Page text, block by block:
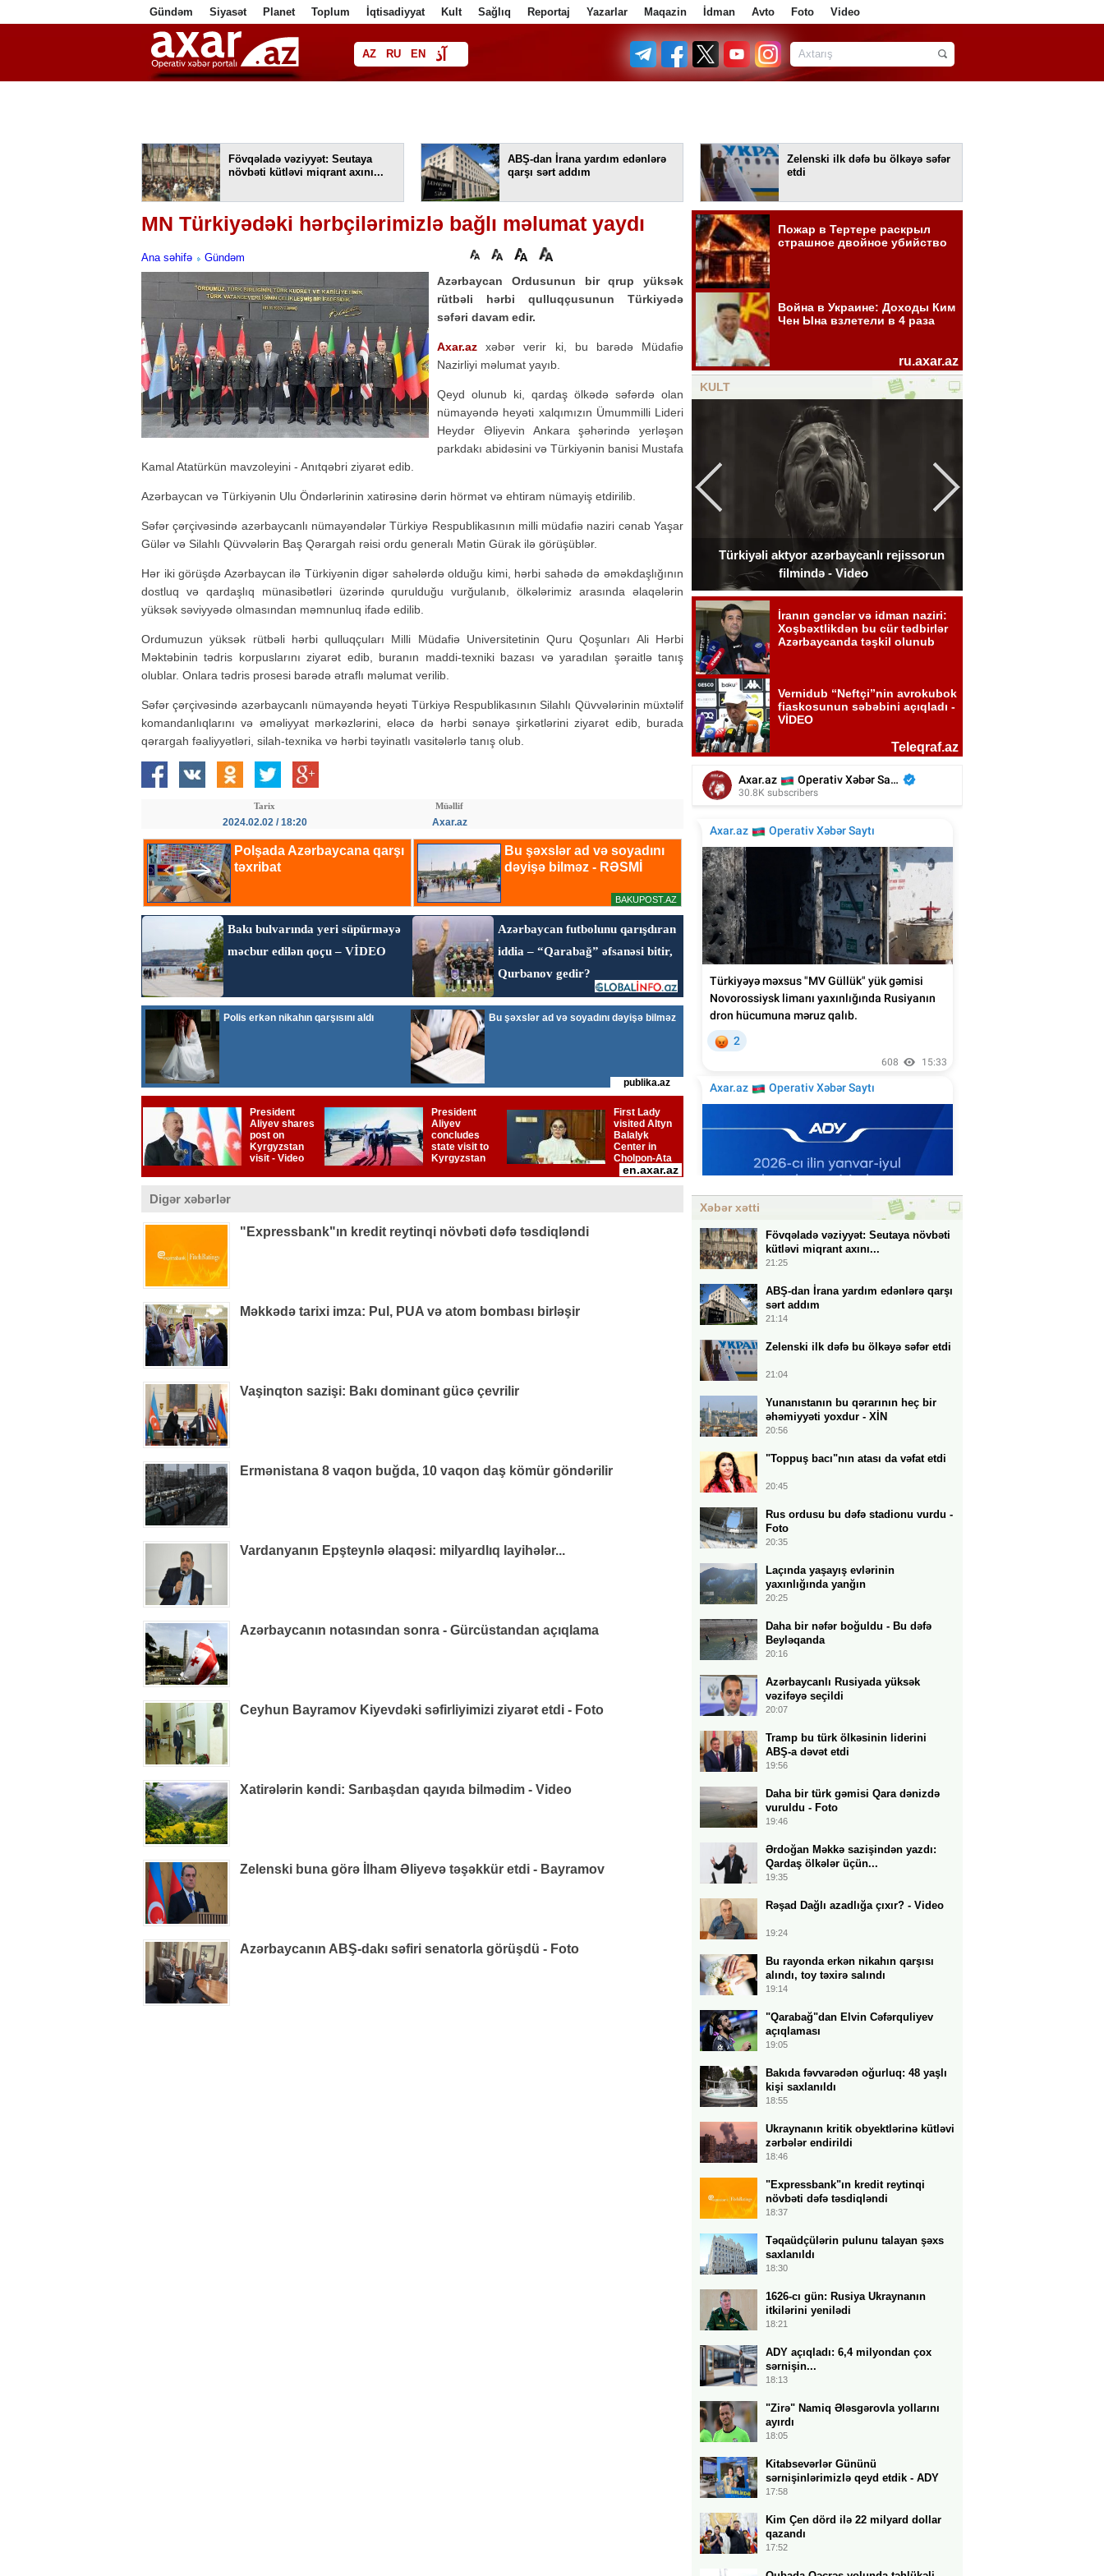
Gündəm Siyasət Planet Toplum İqtisadiyyat Kult Sağlıq Reportaj Yazarlar Maqazin İdman Avto Foto Video
AZ RU EN آذ
فا
Fövqəladə vəziyyət: Seutaya
növbəti kütləvi miqrant axını...
ABŞ-dan İrana yardım edənlərə
qarşı sərt addım
Zelenski ilk dəfə bu ölkəyə səfər
etdi
MN Türkiyədəki hərbçilərimizlə bağlı məlumat yaydı
Ana səhifə Gündəm
Azərbaycan Ordusunun bir qrup yüksək
rütbəli hərbi qulluqçusunun Türkiyədə
səfəri davam edir.
Axar.az xəbər verir ki, bu barədə Müdafiə
Nazirliyi məlumat yayıb.
Qeyd olunub ki, qardaş ölkədə səfərdə olan
nümayəndə heyəti xalqımızın Ümummilli Lideri
Heydər Əliyevin Ankara şəhərində yerləşən
parkdakı abidəsini və Türkiyənin banisi Mustafa
Kamal Atatürkün mavzoleyini - Anıtqəbri ziyarət edib.
Azərbaycan və Türkiyənin Ulu Öndərlərinin xatirəsinə dərin hörmət və ehtiram nümayiş etdirilib.
Səfər çərçivəsində azərbaycanlı nümayəndələr Türkiyə Respublikasının milli müdafiə naziri cənab Yaşar
Gülər və Silahlı Qüvvələrin Baş Qərargah rəisi ordu generalı Mətin Gürak ilə görüşüblər.
Hər iki görüşdə Azərbaycan ilə Türkiyənin digər sahələrdə olduğu kimi, hərbi sahədə də əməkdaşlığının
dostluq və qardaşlıq münasibətləri üzərində qurulduğu vurğulanıb, ölkələrimiz arasında əlaqələrin
yüksək səviyyədə olmasından məmnunluq ifadə edilib.
Ordumuzun yüksək rütbəli hərbi qulluqçuları Milli Müdafiə Universitetinin Quru Qoşunları Ali Hərbi
Məktəbinin tədris korpuslarını ziyarət edib, buranın maddi-texniki bazası və yaradılan şəraitlə tanış
olublar. Onlara tədris prosesi barədə ətraflı məlumat verilib.
Səfər çərçivəsində azərbaycanlı nümayəndə heyəti Türkiyə Respublikasının Silahlı Qüvvələrinin müxtəlif
komandanlıqlarını və əməliyyat mərkəzlərini, eləcə də hərbi sənayə şirkətlərini ziyarət edib, burada
qərargah fəaliyyətləri, silah-texnika və hərbi təyinatlı vasitələrlə tanış olub.
Tarix
2024.02.02 / 18:20
Müəllif
Axar.az
Digər xəbərlər
"Expressbank"ın kredit reytinqi növbəti dəfə təsdiqləndi
Məkkədə tarixi imza: Pul, PUA və atom bombası birləşir
Vaşinqton sazişi: Bakı dominant gücə çevrilir
Ermənistana 8 vaqon buğda, 10 vaqon daş kömür göndərilir
Vardanyanın Epşteynlə əlaqəsi: milyardlıq layihələr...
Azərbaycanın notasından sonra - Gürcüstandan açıqlama
Ceyhun Bayramov Kiyevdəki səfirliyimizi ziyarət etdi - Foto
Xatirələrin kəndi: Sarıbaşdan qayıda bilmədim - Video
Zelenski buna görə İlham Əliyevə təşəkkür etdi - Bayramov
Azərbaycanın ABŞ-dakı səfiri senatorla görüşdü - Foto
KULT
Tanınmış aşığın nəvəsi faciəvi şəkildə öldü
Türkiyəli aktyor azərbaycanlı rejissorun
filmində - Video
Türkiyəli aktyor azərbaycanlı rejissorun
Xəbər xətti
Fövqəladə vəziyyət: Seutaya növbəti
kütləvi miqrant axını...
21:25
ABŞ-dan İrana yardım edənlərə qarşı
sərt addım
21:14
Zelenski ilk dəfə bu ölkəyə səfər etdi
21:04
Yunanıstanın bu qərarının heç bir
əhəmiyyəti yoxdur - XİN
20:56
"Toppuş bacı"nın atası da vəfat etdi
20:45
Rus ordusu bu dəfə stadionu vurdu -
Foto
20:35
Laçında yaşayış evlərinin
yaxınlığında yanğın
20:25
Daha bir nəfər boğuldu - Bu dəfə
Beyləqanda
20:16
Azərbaycanlı Rusiyada yüksək
vəzifəyə seçildi
20:07
Tramp bu türk ölkəsinin liderini
ABŞ-a dəvət etdi
19:56
Daha bir türk gəmisi Qara dənizdə
vuruldu - Foto
19:46
Ərdoğan Məkkə sazişindən yazdı:
Qardaş ölkələr üçün...
19:35
Rəşad Dağlı azadlığa çıxır? - Video
19:24
Bu rayonda erkən nikahın qarşısı
alındı, toy təxirə salındı
19:14
"Qarabağ"dan Elvin Cəfərquliyev
açıqlaması
19:05
Bakıda fəvvarədən oğurluq: 48 yaşlı
kişi saxlanıldı
18:55
Ukraynanın kritik obyektlərinə kütləvi
zərbələr endirildi
18:46
"Expressbank"ın kredit reytinqi
növbəti dəfə təsdiqləndi
18:37
Təqaüdçülərin pulunu talayan şəxs
saxlanıldı
18:30
1626-cı gün: Rusiya Ukraynanın
itkilərini yenilədi
18:21
ADY açıqladı: 6,4 milyondan çox
sərnişin...
18:13
"Zirə" Namiq Ələsgərovla yollarını
ayırdı
18:05
Kitabsevərlər Gününü
sərnişinlərimizlə qeyd etdik - ADY
17:58
Kim Çen dörd ilə 22 milyard dollar
qazandı
17:52